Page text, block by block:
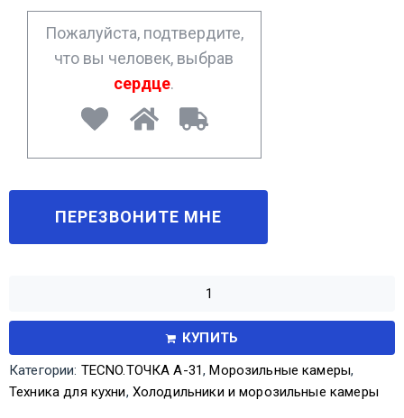
*
Пожалуйста, подтвердите,
что вы человек, выбрав
сердце.
КУПИТЬ
Категории: TECNO.ТОЧКА А-31,Морозильные камеры,
Техника для кухни, Холодильники и морозильные камеры